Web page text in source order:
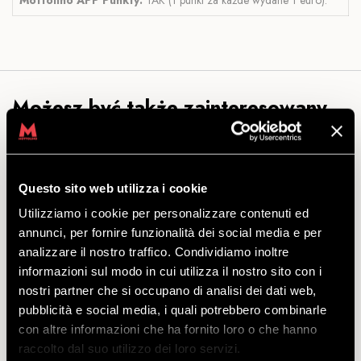
Questo sito web utilizza i cookie
Utilizziamo i cookie per personalizzare contenuti ed
annunci, per fornire funzionalità dei social media e per
analizzare il nostro traffico. Condividiamo inoltre
informazioni sul modo in cui utilizza il nostro sito con i
nostri partner che si occupano di analisi dei dati web,
pubblicità e social media, i quali potrebbero combinarle
con altre informazioni che ha fornito loro o che hanno
raccolto dal suo utilizzo dei loro servizi.
Możesz być także zainteresowany...
ALL INCLUSIVE PROPAIN
SPINDRIFT 5 CF
ODKRYĆ
Topowa oferta obejmująca topowy model: bikepass +
Propain SPINDRIFT 5 CF + ochraniacze i kask.